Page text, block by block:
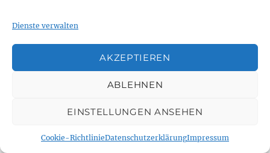
Dienste verwalten
AKZEPTIEREN
ABLEHNEN
EINSTELLUNGEN ANSEHEN
Cookie-RichtlinieDatenschutzerklärungImpressum
dav